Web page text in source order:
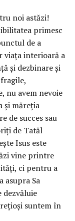
noi astăzi!
primesc
de a
viața interioară a
și dezbinare și
nu avem nevoie
și măreția
de succes sau
de Tatăl
Isus este
vine printre
ci pentru a
asupra Sa
dezvăluie
suntem în